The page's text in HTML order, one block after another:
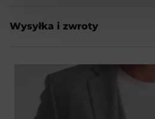
Wysyłka i zwroty